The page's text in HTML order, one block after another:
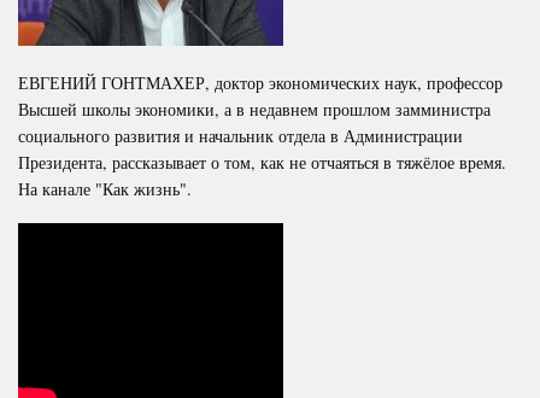
ЕВГЕНИЙ ГОНТМАХЕР, доктор экономических наук, профессор
Высшей школы экономики, а в недавнем прошлом замминистра
социального развития и начальник отдела в Администрации
Президента, рассказывает о том, как не отчаяться в тяжёлое время.
На канале "Как жизнь".